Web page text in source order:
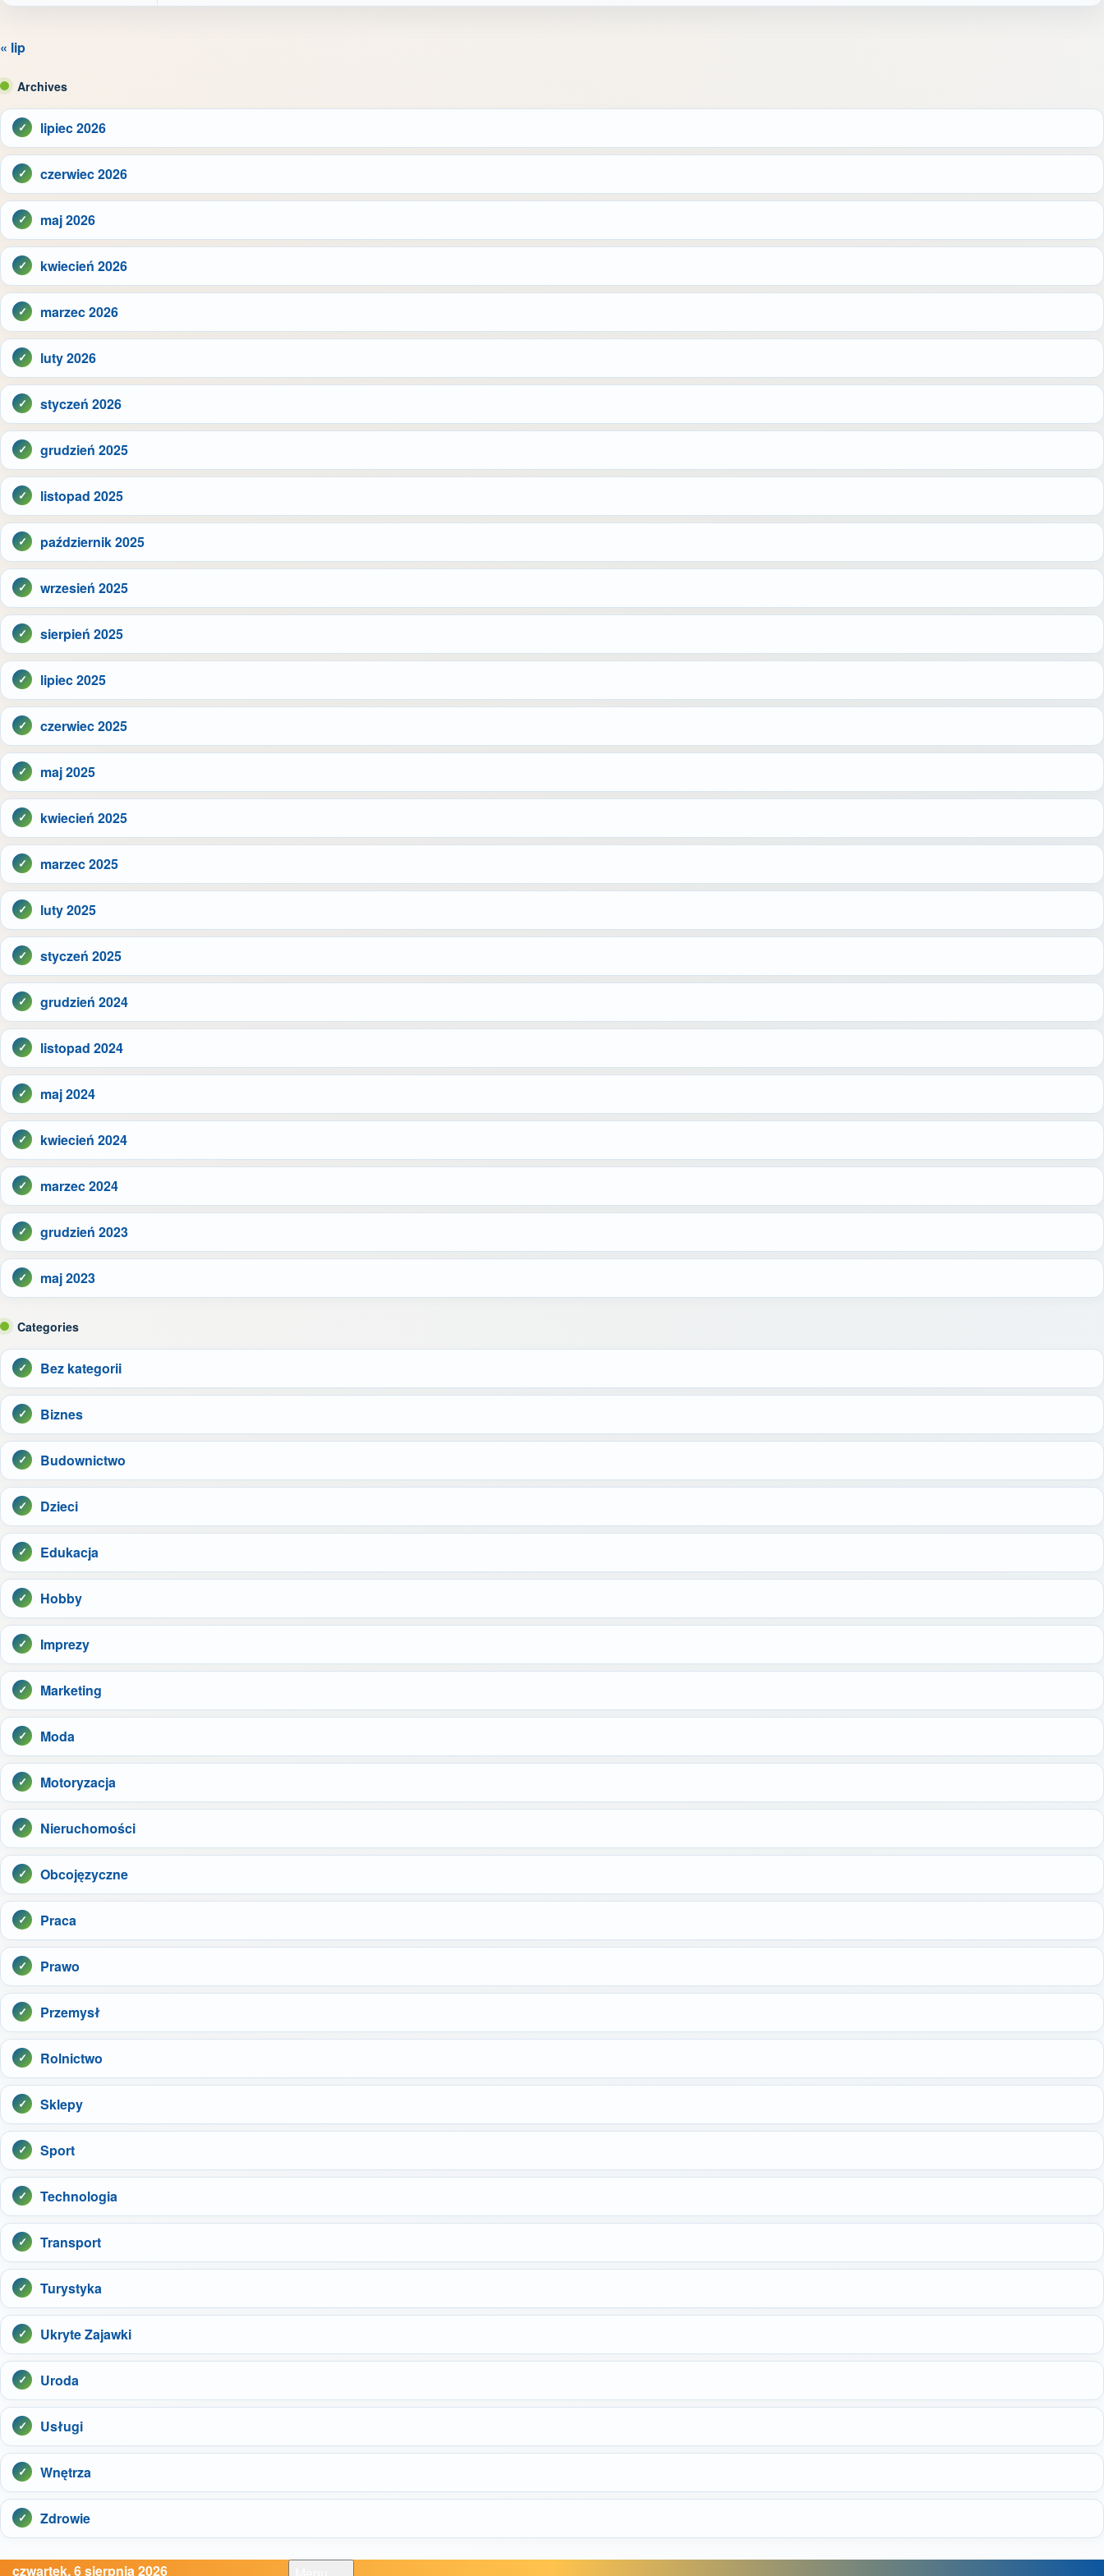
« lip
Archives
lipiec 2026
czerwiec 2026
maj 2026
kwiecień 2026
marzec 2026
luty 2026
styczeń 2026
grudzień 2025
listopad 2025
październik 2025
wrzesień 2025
sierpień 2025
lipiec 2025
czerwiec 2025
maj 2025
kwiecień 2025
marzec 2025
luty 2025
styczeń 2025
grudzień 2024
listopad 2024
maj 2024
kwiecień 2024
marzec 2024
grudzień 2023
maj 2023
Categories
Bez kategorii
Biznes
Budownictwo
Dzieci
Edukacja
Hobby
Imprezy
Marketing
Moda
Motoryzacja
Nieruchomości
Obcojęzyczne
Praca
Prawo
Przemysł
Rolnictwo
Sklepy
Sport
Technologia
Transport
Turystyka
Ukryte Zajawki
Uroda
Usługi
Wnętrza
Zdrowie
czwartek, 6 sierpnia 2026